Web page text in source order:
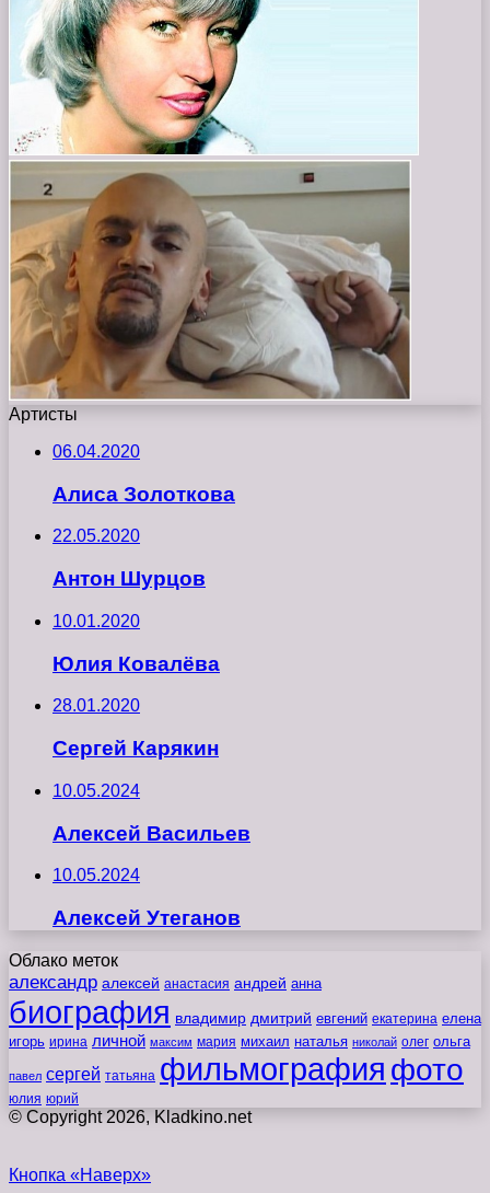
Артисты
06.04.2020
Алиса Золоткова
22.05.2020
Антон Шурцов
10.01.2020
Юлия Ковалёва
28.01.2020
Сергей Карякин
10.05.2024
Алексей Васильев
10.05.2024
Алексей Утеганов
Облако меток
александр алексей анастасия андрей анна
биография владимир дмитрий евгений екатерина елена
игорь ирина личной максим мария михаил наталья николай олег ольга
павел сергей татьяна фильмография фото
юлия юрий
© Copyright 2026, Kladkino.net
Кнопка «Наверх»